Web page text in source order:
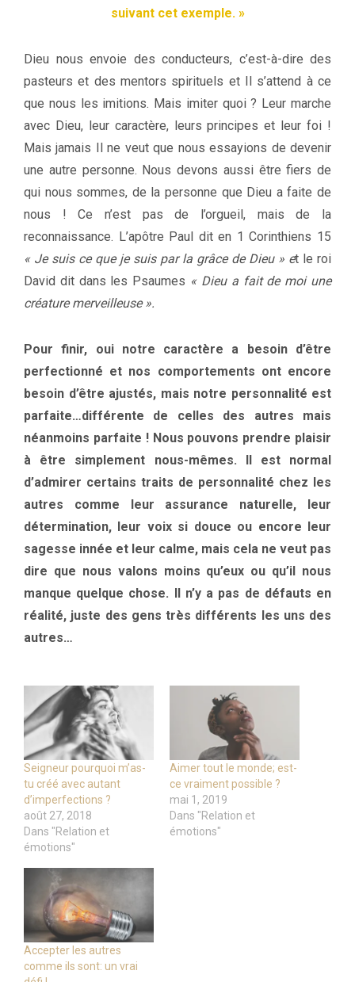
suivant cet exemple. »
Dieu nous envoie des conducteurs, c’est-à-dire des
pasteurs et des mentors spirituels et Il s’attend à ce
que nous les imitions. Mais imiter quoi ? Leur marche
avec Dieu, leur caractère, leurs principes et leur foi !
Mais jamais Il ne veut que nous essayions de devenir
une autre personne. Nous devons aussi être fiers de
qui nous sommes, de la personne que Dieu a faite de
nous ! Ce n’est pas de l’orgueil, mais de la
reconnaissance. L’apôtre Paul dit en 1 Corinthiens 15
« Je suis ce que je suis par la grâce de Dieu » et le roi
David dit dans les Psaumes « Dieu a fait de moi une
créature merveilleuse ».
Pour finir, oui notre caractère a besoin d’être
perfectionné et nos comportements ont encore
besoin d’être ajustés, mais notre personnalité est
parfaite…différente de celles des autres mais
néanmoins parfaite ! Nous pouvons prendre plaisir
à être simplement nous-mêmes. Il est normal
d’admirer certains traits de personnalité chez les
autres comme leur assurance naturelle, leur
détermination, leur voix si douce ou encore leur
sagesse innée et leur calme, mais cela ne veut pas
dire que nous valons moins qu’eux ou qu’il nous
manque quelque chose. Il n’y a pas de défauts en
réalité, juste des gens très différents les uns des
autres…
Seigneur pourquoi m’as-
tu créé avec autant
d’imperfections ?
août 27, 2018
Dans "Relation et
émotions"
Aimer tout le monde; est-
ce vraiment possible ?
mai 1, 2019
Dans "Relation et
émotions"
Accepter les autres
comme ils sont: un vrai